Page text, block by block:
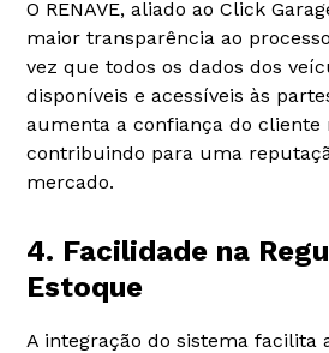
O RENAVE, aliado ao Click
maior transparência ao
vez que todos os dados dos
disponíveis e acessíveis às
aumenta a confiança do cliente
contribuindo para uma
mercado.
4. Facilidade na
Estoque
A integração do sistema facilita